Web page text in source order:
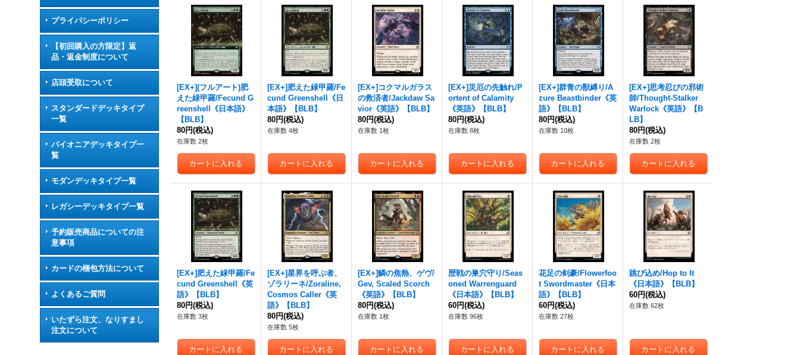
プライバシーポリシー
【初回購入の方限定】返
品・返金制度について
店頭受取について
スタンダードデッキタイプ
一覧
パイオニアデッキタイプ一
覧
モダンデッキタイプ一覧
レガシーデッキタイプ一覧
予約販売商品についての注
意事項
カードの梱包方法について
よくあるご質問
いたずら注文、なりすまし
注文について
[EX+](フルアート)肥
えた緑甲羅/Fecund G
reenshell《日本語》
【BLB】
80円(税込)
在庫数 2枚
[EX+]肥えた緑甲羅/Fe
cund Greenshell《日
本語》【BLB】
80円(税込)
在庫数 4枚
[EX+]コクマルガラス
の救済者/Jackdaw Sa
vior《英語》【BLB】
80円(税込)
在庫数 1枚
[EX+]災厄の先触れ/P
ortent of Calamity
《英語》【BLB】
80円(税込)
在庫数 8枚
[EX+]群青の獣縛り/A
zure Beastbinder《英
語》【BLB】
80円(税込)
在庫数 10枚
[EX+]思考忍びの邪術
師/Thought-Stalker
Warlock《英語》【B
LB】
80円(税込)
在庫数 2枚
[EX+]肥えた緑甲羅/Fe
cund Greenshell《英
語》【BLB】
80円(税込)
在庫数 3枚
[EX+]星界を呼ぶ者、
ゾラリーネ/Zoraline,
Cosmos Caller《英
語》【BLB】
80円(税込)
在庫数 5枚
[EX+]鱗の焦熱、ゲヴ/
Gev, Scaled Scorch
《英語》【BLB】
80円(税込)
在庫数 1枚
歴戦の巣穴守り/Seas
oned Warrenguard
《日本語》【BLB】
60円(税込)
在庫数 96枚
花足の剣豪/Flowerfoo
t Swordmaster《日本
語》【BLB】
60円(税込)
在庫数 27枚
跳び込め/Hop to It
《日本語》【BLB】
60円(税込)
在庫数 62枚